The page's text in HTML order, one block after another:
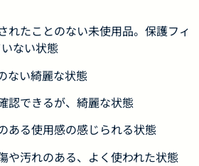
れたことのない未使用品。保護フィ
ない状態
ない綺麗な状態
認できるが、綺麗な状態
ある使用感の感じられる状態
や汚れのある、よく使われた状態